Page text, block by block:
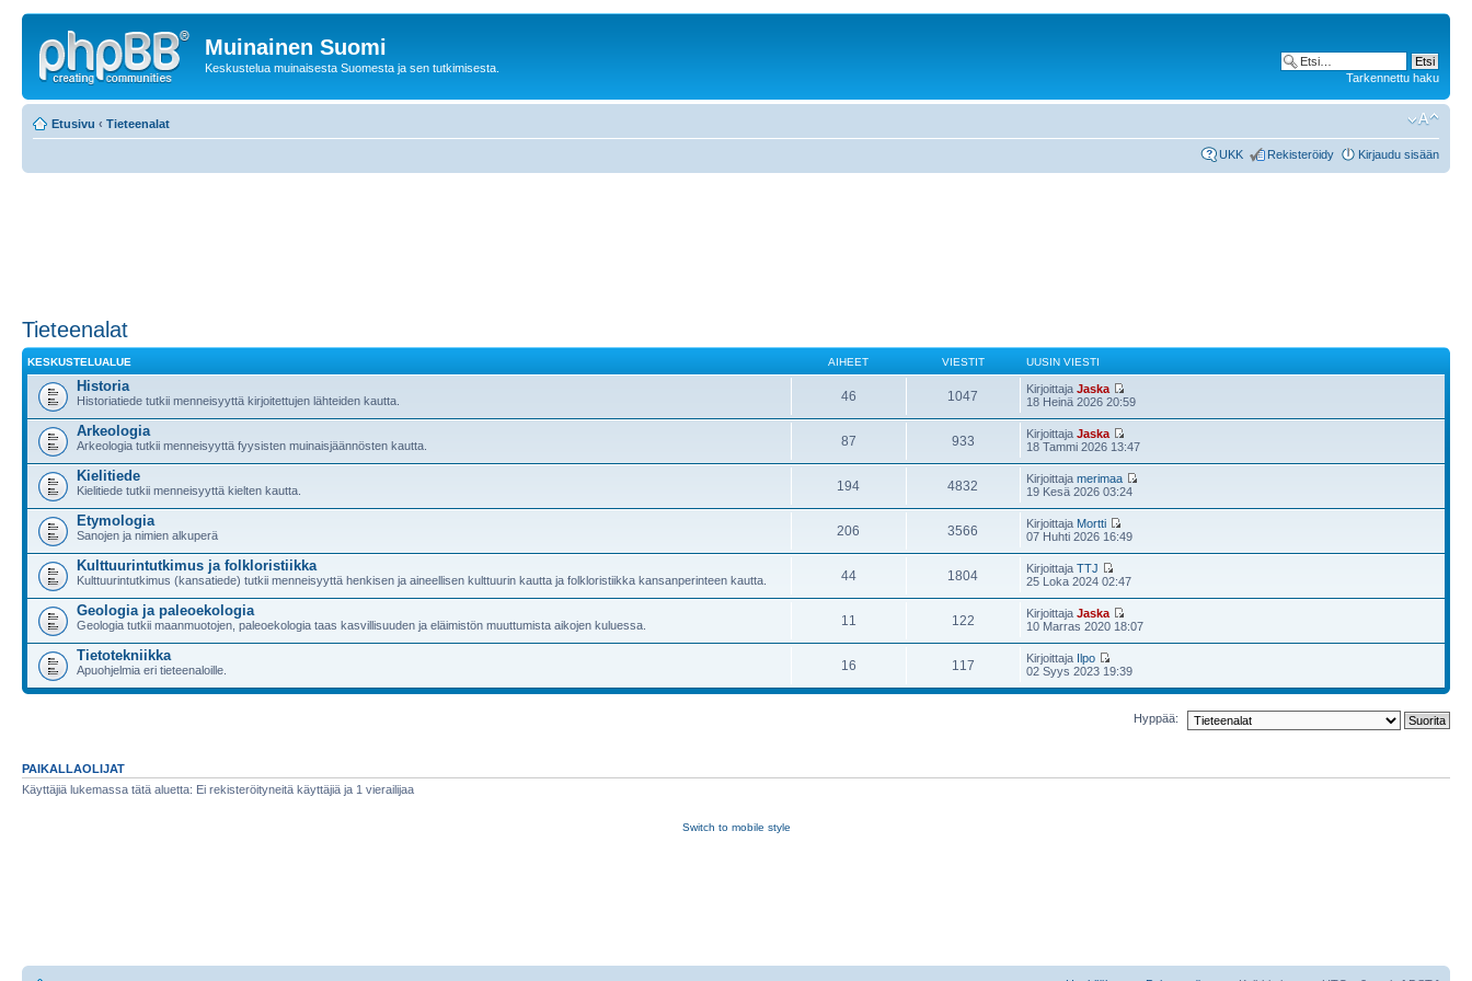
Muinainen Suomi
Keskustelua muinaisesta Suomesta ja sen tutkimisesta.
Tarkennettu haku
Etusivu ‹ Tieteenalat
UKK Rekisteröidy Kirjaudu sisään
Tieteenalat
KESKUSTELUALUE AIHEET VIESTIT UUSIN VIESTI
Historia
Historiatiede tutkii menneisyyttä kirjoitettujen lähteiden kautta. 46 1047 KirjoittajaJaska
18 Heinä 2026 20:59
Arkeologia
Arkeologia tutkii menneisyyttä fyysisten muinaisjäännösten kautta. 87 933 KirjoittajaJaska
18 Tammi 2026 13:47
Kielitiede
Kielitiede tutkii menneisyyttä kielten kautta. 194 4832 Kirjoittajamerimaa
19 Kesä 2026 03:24
Etymologia
Sanojen ja nimien alkuperä 206 3566 Kirjoittaja Mortti
07 Huhti 2026 16:49
Kulttuurintutkimus ja folkloristiikka
Kulttuurintutkimus (kansatiede) tutkii menneisyyttä henkisen ja aineellisen kulttuurin kautta ja folkloristiikka kansanperinteen kautta. 44 1804 KirjoittajaTTJ
25 Loka 2024 02:47
Geologia ja paleoekologia
Geologia tutkii maanmuotojen, paleoekologia taas kasvillisuuden ja eläimistön muuttumista aikojen kuluessa. 11 122 KirjoittajaJaska
10 Marras 2020 18:07
Tietotekniikka
Apuohjelmia eri tieteenaloille. 16 117 Kirjoittaja Ilpo
02 Syys 2023 19:39
Hyppää:
PAIKALLAOLIJAT
Käyttäjiä lukemassa tätä aluetta: Ei rekisteröityneitä käyttäjiä ja 1 vierailijaa
Switch to mobile style